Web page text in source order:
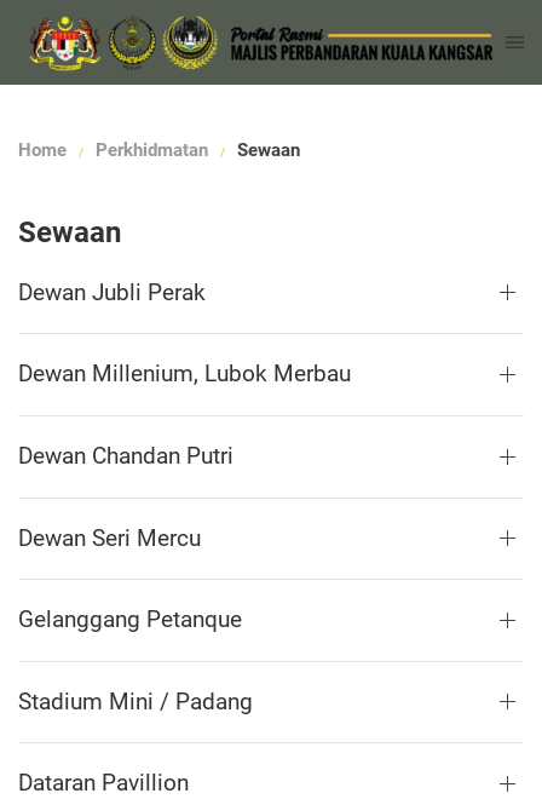
Home Perkhidmatan Sewaan
Sewaan
Dewan Jubli Perak
Dewan Millenium, Lubok Merbau
Dewan Chandan Putri
Dewan Seri Mercu
Gelanggang Petanque
Stadium Mini / Padang
Dataran Pavillion